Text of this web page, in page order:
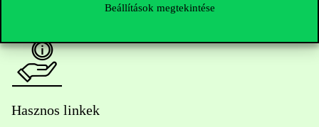
Beállítások megtekintése
Hasznos linkek